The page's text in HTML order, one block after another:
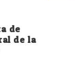
de
de la